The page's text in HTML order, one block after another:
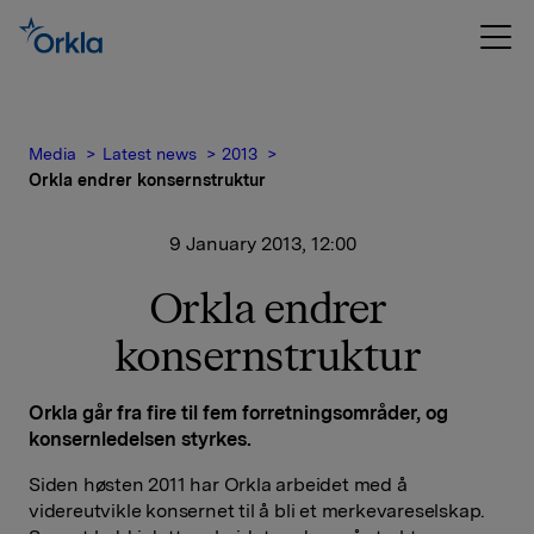
Media Latest news
2013
Orkla endrer konsernstruktur
9 January 2013, 12:00
Orkla endrer
konsernstruktur
Orkla går fra fire til fem forretningsområder, og
konsernledelsen styrkes.
Siden høsten 2011 har Orkla arbeidet med å
videreutvikle konsernet til å bli et merkevareselskap.